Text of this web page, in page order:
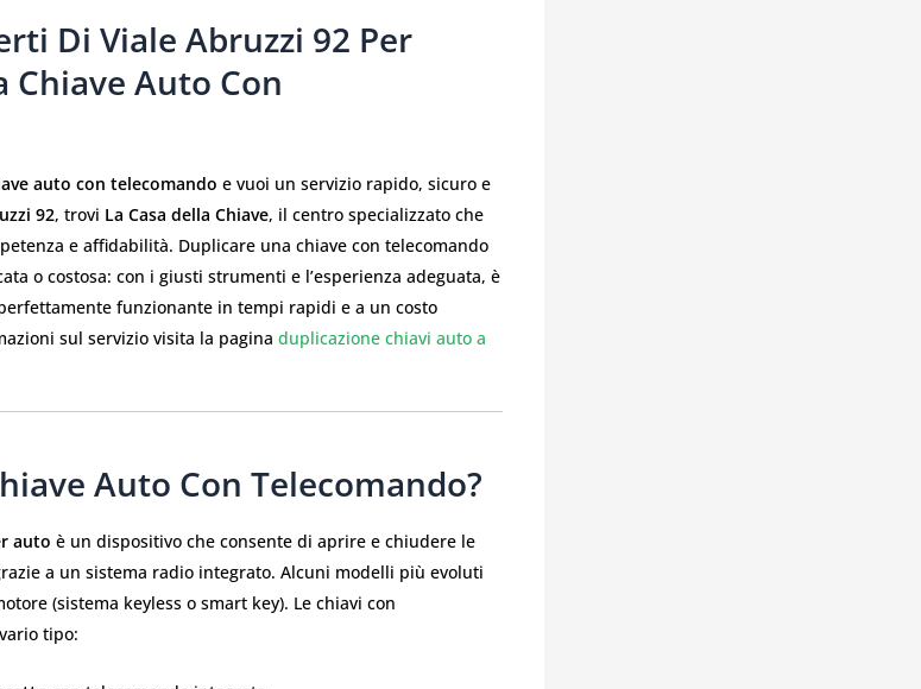
Di Viale Abruzzi 92 Per
Chiave Auto Con
auto con telecomando e vuoi un servizio rapido, sicuro e
92, trovi La Casa della Chiave, il centro specializzato che
e affidabilità. Duplicare una chiave con telecomando
o costosa: con i giusti strumenti e l’esperienza adeguata, è
funzionante in tempi rapidi e a un costo
sul servizio visita la pagina duplicazione chiavi auto a
Auto Con Telecomando?
auto è un dispositivo che consente di aprire e chiudere le
a un sistema radio integrato. Alcuni modelli più evoluti
(sistema keyless o smart key). Le chiavi con
tipo: